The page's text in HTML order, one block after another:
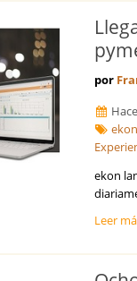
por
ekon
Leer